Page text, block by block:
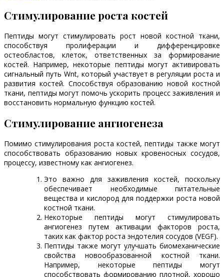
Стимулирование роста костей
Пептиды могут стимулировать рост новой костной ткани,
способствуя пролиферации и дифференцировке
остеобластов, клеток, ответственных за формирование
костей. Например, некоторые пептиды могут активировать
сигнальный путь Wnt, который участвует в регуляции роста и
развития костей. Способствуя образованию новой костной
ткани, пептиды могут помочь ускорить процесс заживления и
восстановить нормальную функцию костей.
Стимулирование ангиогенеза
Помимо стимулирования роста костей, пептиды также могут
способствовать образованию новых кровеносных сосудов,
процессу, известному как ангиогенез.
Это важно для заживления костей, поскольку
обеспечивает необходимые питательные
вещества и кислород для поддержки роста новой
костной ткани.
Некоторые пептиды могут стимулировать
ангиогенез путем активации факторов роста,
таких как фактор роста эндотелия сосудов (VEGF).
Пептиды также могут улучшать биомеханические
свойства новообразованной костной ткани.
Например, некоторые пептиды могут
способствовать формированию плотной, хорошо